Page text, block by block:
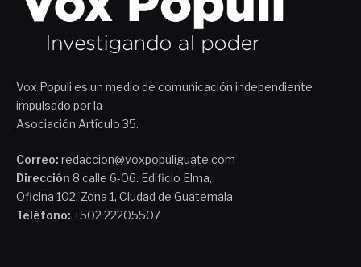
Vox Populi es un medio de comunicación independiente
impulsado por la
Asociación Artículo 35.
Correo: redaccion@voxpopuliguate.com
Dirección 8 calle 6-06. Edificio Elma,
Oficina 102. Zona 1, Ciudad de Guatemala
Teléfono: +502 22205507